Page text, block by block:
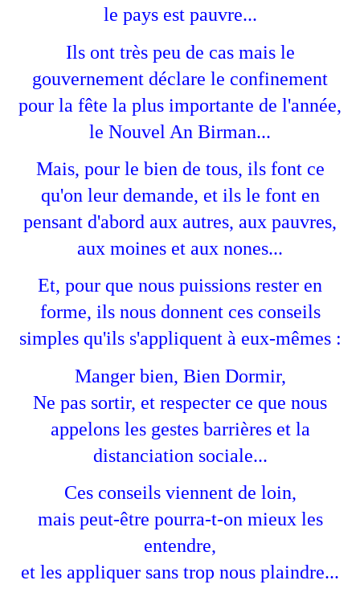
le pays est pauvre...
Ils ont très peu de cas mais le
gouvernement déclare le confinement
pour la fête la plus importante de l'année,
le Nouvel An Birman...
Mais, pour le bien de tous, ils font ce
qu'on leur demande, et ils le font en
pensant d'abord aux autres, aux pauvres,
aux moines et aux nones...
Et, pour que nous puissions rester en
forme, ils nous donnent ces conseils
simples qu'ils s'appliquent à eux-mêmes :
Manger bien, Bien Dormir,
Ne pas sortir, et respecter ce que nous
appelons les gestes barrières et la
distanciation sociale...
Ces conseils viennent de loin,
mais peut-être pourra-t-on mieux les
entendre,
et les appliquer sans trop nous plaindre...